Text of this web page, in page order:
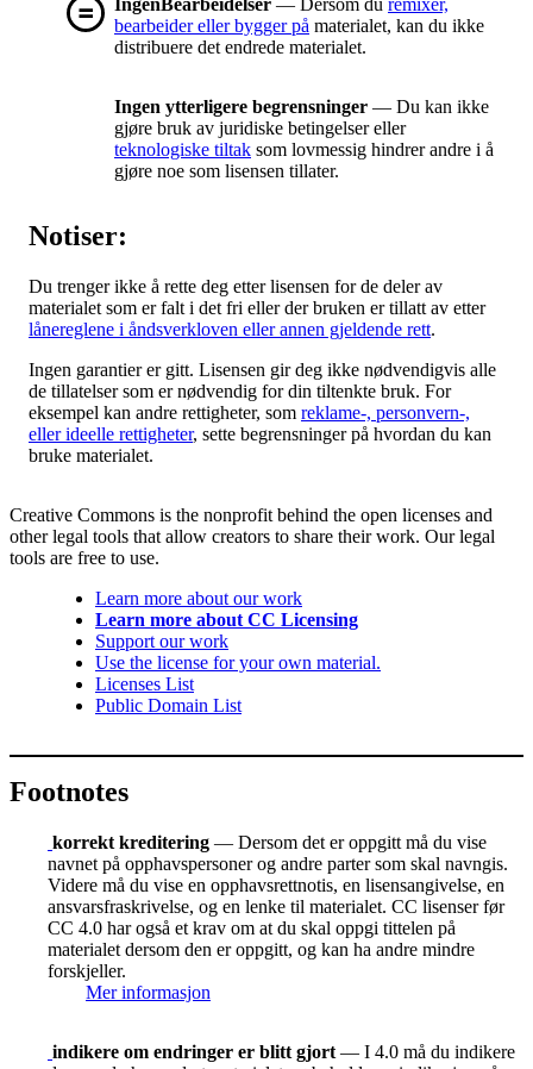
IngenBearbeidelser — Dersom du remixer,
bearbeider eller bygger på materialet, kan du ikke
distribuere det endrede materialet.
Ingen ytterligere begrensninger — Du kan ikke
gjøre bruk av juridiske betingelser eller
teknologiske tiltak som lovmessig hindrer andre i å
gjøre noe som lisensen tillater.
Notiser:
Du trenger ikke å rette deg etter lisensen for de deler av
materialet som er falt i det fri eller der bruken er tillatt av etter
lånereglene i åndsverkloven eller annen gjeldende rett.
Ingen garantier er gitt. Lisensen gir deg ikke nødvendigvis alle
de tillatelser som er nødvendig for din tiltenkte bruk. For
eksempel kan andre rettigheter, som reklame-, personvern-,
eller ideelle rettigheter, sette begrensninger på hvordan du kan
bruke materialet.
Creative Commons is the nonprofit behind the open licenses and
other legal tools that allow creators to share their work. Our legal
tools are free to use.
Learn more about our work
Learn more about CC Licensing
Support our work
Use the license for your own material.
Licenses List
Public Domain List
Footnotes
korrekt kreditering — Dersom det er oppgitt må du vise
navnet på opphavspersoner og andre parter som skal navngis.
Videre må du vise en opphavsrettnotis, en lisensangivelse, en
ansvarsfraskrivelse, og en lenke til materialet. CC lisenser før
CC 4.0 har også et krav om at du skal oppgi tittelen på
materialet dersom den er oppgitt, og kan ha andre mindre
forskjeller.
Mer informasjon
indikere om endringer er blitt gjort — I 4.0 må du indikere